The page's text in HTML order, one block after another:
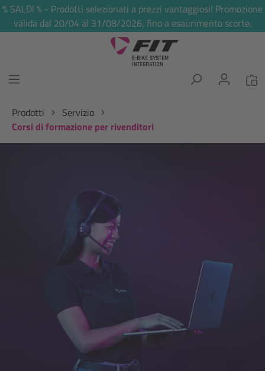
principale
% SALDI % - Prodotti selezionati a prezzi vantaggiosi! Promozione
valida dal 20/04 al 31/08/2026, fino a esaurimento scorte.
Prodotti
Servizio
Corsi di formazione per rivenditori